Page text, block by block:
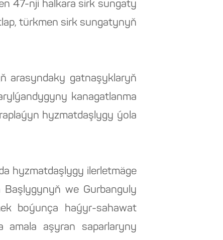
47-nji halkara sirk sungaty
türkmen sirk sungatynyň
arasyndaky gatnaşyklaryň
kanagatlanma
hyzmatdaşlygy ýola
hyzmatdaşlygy ilerletmäge
we Gurbanguly
boýunça haýyr-sahawat
amala aşyran saparlaryny